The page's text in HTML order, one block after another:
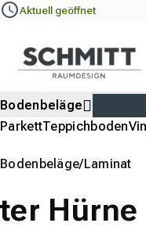
Navigation Content
Aktuell geöffnet
Bodenbeläge
ParkettTeppichboden
Bodenbeläge Laminat
ter Hürne